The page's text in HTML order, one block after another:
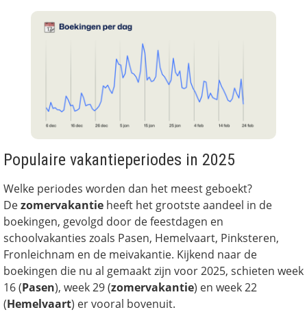
Populaire vakantieperiodes in 2025
Welke periodes worden dan het meest geboekt?
Dezomervakantie heeft het grootste aandeel in de
boekingen, gevolgd door de feestdagen en
schoolvakanties zoals Pasen, Hemelvaart, Pinksteren,
Fronleichnam en de meivakantie. Kijkend naar de
boekingen die nu al gemaakt zijn voor 2025, schieten week
16 (Pasen), week 29 (zomervakantie) en week 22
(Hemelvaart) er vooral bovenuit.